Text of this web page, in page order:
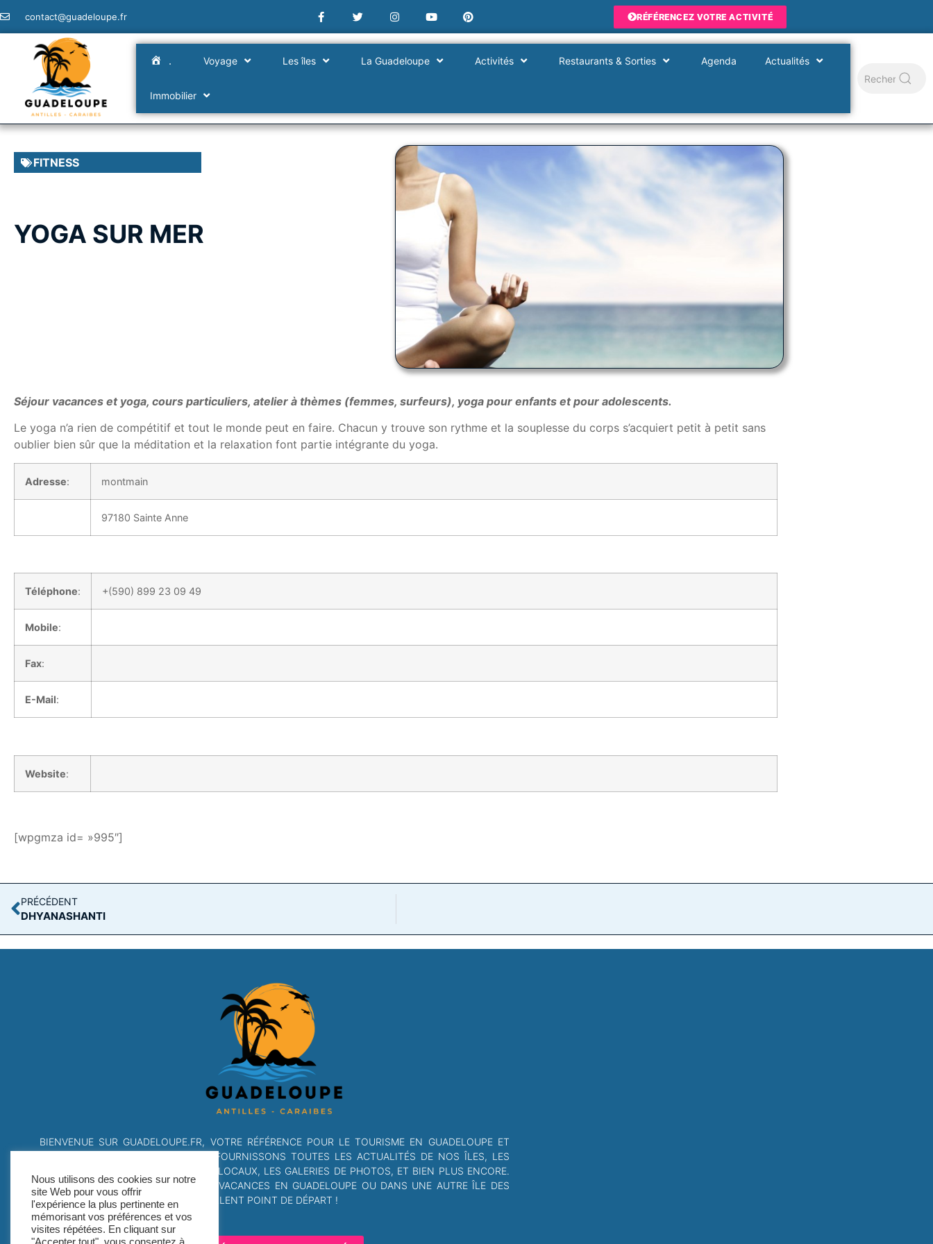
contact@guadeloupe.fr RÉFÉRENCEZ VOTRE ACTIVITÉ
. Voyage Les îles La Guadeloupe Activités Restaurants & Sorties Agenda Actualités
Immobilier
FITNESS
YOGA SUR MER
Séjour vacances et yoga, cours particuliers, atelier à thèmes (femmes, surfeurs), yoga pour enfants et pour adolescents.
Le yoga n’a rien de compétitif et tout le monde peut en faire. Chacun y trouve son rythme et la souplesse du corps s’acquiert petit à petit sans
oublier bien sûr que la méditation et la relaxation font partie intégrante du yoga.
Adresse: montmain
97180 Sainte Anne
Téléphone: +(590) 899 23 09 49
Mobile:
Fax:
E-Mail:
Website:
[wpgmza id= »995″]
PRÉCÉDENT
DHYANASHANTI
BIENVENUE SUR GUADELOUPE.FR, VOTRE RÉFÉRENCE POUR LE TOURISME EN GUADELOUPE ET
DANS LES DOM-TOM. NOUS VOUS FOURNISSONS TOUTES LES ACTUALITÉS DE NOS ÎLES, LES
ADRESSES CHAUDES, LES CONSEILS LOCAUX, LES GALERIES DE PHOTOS, ET BIEN PLUS ENCORE.
SI VOUS ÊTES À LA RECHERCHE DE VACANCES EN GUADELOUPE OU DANS UNE AUTRE ÎLE DES
CARAÏBES, NOTRE SITE EST UN EXCELLENT POINT DE DÉPART !
Nous utilisons des cookies sur notre
site Web pour vous offrir
l'expérience la plus pertinente en
mémorisant vos préférences et vos
visites répétées. En cliquant sur